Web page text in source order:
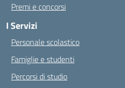
Premi e concorsi
I Servizi
Personale scolastico
Famiglie e studenti
Percorsi di studio